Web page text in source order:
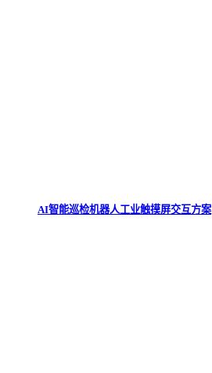
AI智能巡检机器人工业触摸屏交互方案